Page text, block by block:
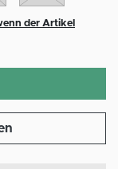
der Artikel